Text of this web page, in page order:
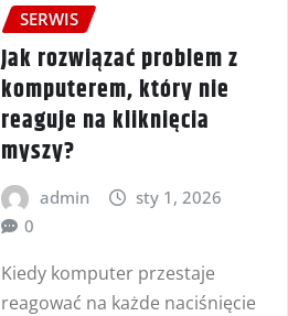
SERWIS
Jak rozwiązać problem z
komputerem, który nie
reaguje na kliknięcia
myszy?
admin
sty 1, 2026
0
Kiedy komputer przestaje
reagować na każde naciśnięcie